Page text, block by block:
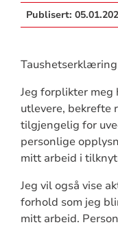
Publisert:
Jeg forplikter meg
utlevere, bekrefte
tilgjengelig for
personlige
mitt arbeid i
Jeg vil også vise
forhold som jeg
mitt arbeid.